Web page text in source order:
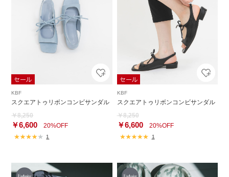
KBF
スクエアトゥリボンコンビサンダル
￥8,250
￥6,600 20%OFF
1
KBF
スクエアトゥリボンコンビサンダル
￥8,250
￥6,60020%OFF
1